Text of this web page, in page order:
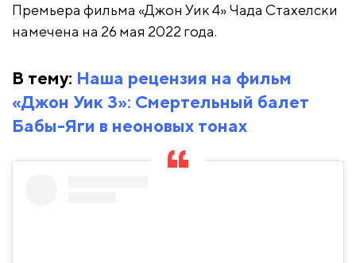
Премьера фильма «Джон Уик 4» Чада Стахелски
намечена на 26 мая 2022 года.
В тему: Наша рецензия на фильм
«Джон Уик 3»: Смертельный балет
Бабы-Яги в неоновых тонах